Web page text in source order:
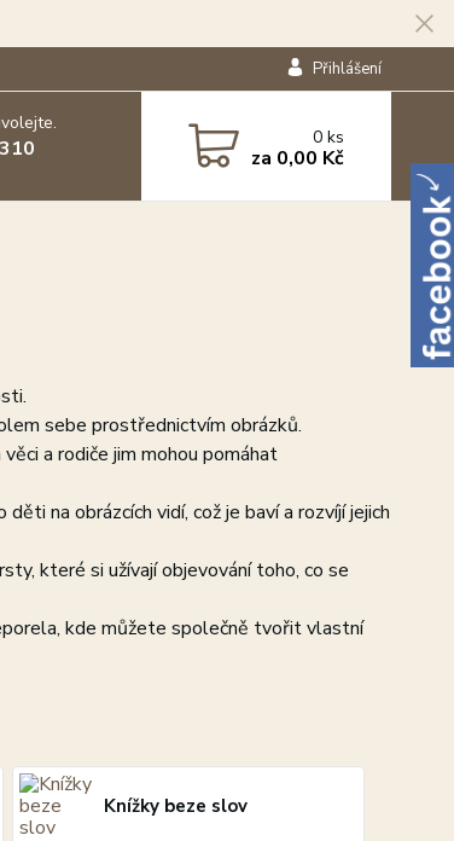
Přihlášení
0ks
za 0,00 Kč
sebe prostřednictvím obrázků.
a rodiče jim mohou pomáhat
na obrázcích vidí, což je baví a rozvíjí jejich
které si užívají objevování toho, co se
kde můžete společně tvořit vlastní
Knížky beze slov